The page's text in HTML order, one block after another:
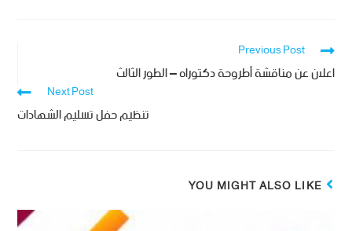
Previous Post
اعلان عن مناقشة أطروحة دكتوراه – الطور الثالث
Next Post
تنظيم حفل تسليم الشهادات
YOU MIGHT ALSO LIKE